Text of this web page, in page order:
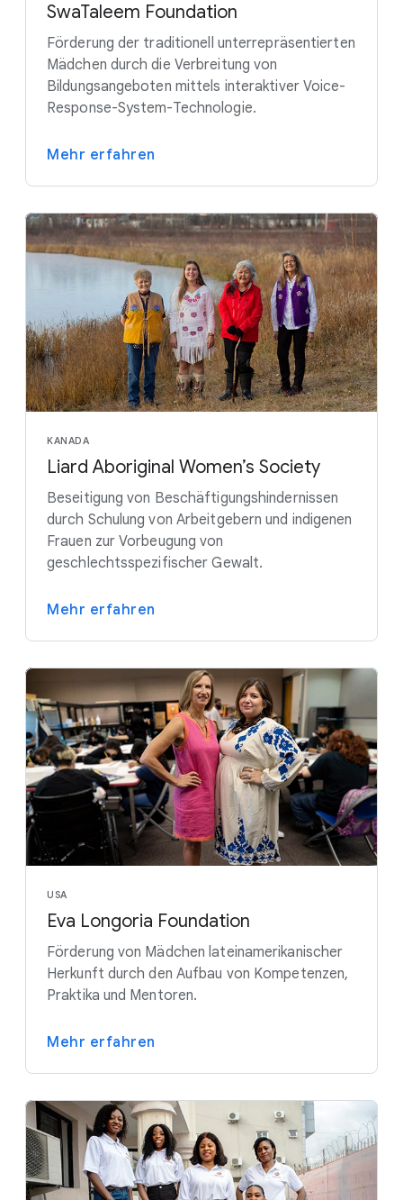
SwaTaleem Foundation
Förderung der traditionell unterrepräsentierten
Mädchen durch die Verbreitung von
Bildungsangeboten mittels interaktiver Voice-
Response-System-Technologie.
Mehr erfahren
KANADA
Liard Aboriginal Women’s Society
Beseitigung von Beschäftigungshindernissen
durch Schulung von Arbeitgebern und indigenen
Frauen zur Vorbeugung von
geschlechtsspezifischer Gewalt.
Mehr erfahren
USA
Eva Longoria Foundation
Förderung von Mädchen lateinamerikanischer
Herkunft durch den Aufbau von Kompetenzen,
Praktika und Mentoren.
Mehr erfahren